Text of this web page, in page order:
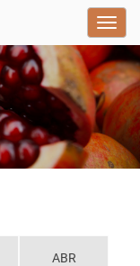
ABR